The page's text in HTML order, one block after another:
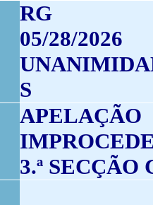
RG
05/28/2026
S
APELAÇÃO
3.ª SECÇÃO